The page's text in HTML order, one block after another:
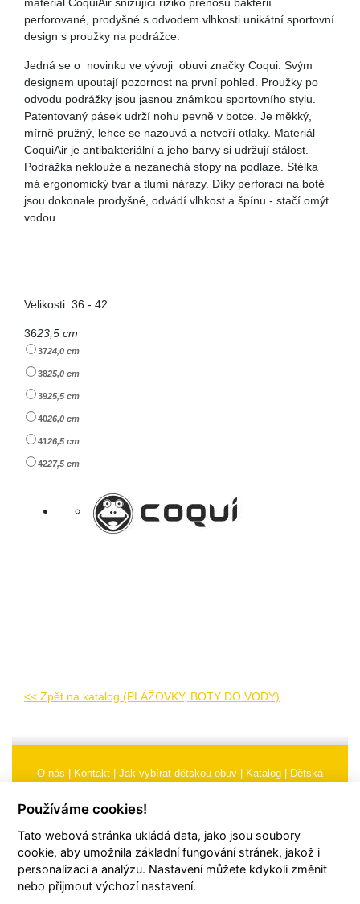
perforované, prodyšné s odvodem vlhkosti unikátní sportovní
design s proužky na podrážce.
Jedná se o novinku ve vývoji obuvi značky Coqui. Svým
designem upoutají pozornost na první pohled. Proužky po
odvodu podrážky jsou jasnou známkou sportovního stylu.
Patentovaný pásek udrží nohu pevně v botce. Je měkký,
mírně pružný, lehce se nazouvá a netvoří otlaky. Materiál
CoquiAir je antibakteriální a jeho barvy si udržují stálost.
Podrážka neklouže a nezanechá stopy na podlaze. Stélka
má ergonomický tvar a tlumí nárazy. Díky perforaci na botě
jsou dokonale prodyšné, odvádí vlhkost a špínu - stačí omýt
vodou.
Velikosti: 36 - 42
3623,5 cm
3724,0 cm
3825,0 cm
3925,5 cm
4026,0 cm
4126,5 cm
4227,5 cm
<< Zpět na katalog (PLÁŽOVKY, BOTY DO VODY)
O nás Kontakt Jak vybírat dětskou obuv Katalog
Dětská
obuvi, pokyny a informace k reklamaci Nastavení cookies
© 2026TORI, s.r.o.| Všechna práva vyhrazena | Web vytvořil
Používáme cookies!
Tato webová stránka ukládá data, jako jsou soubory
cookie, aby umožnila základní fungování stránek, jakož i
personalizaci a analýzu. Nastavení můžete kdykoli změnit
nebo přijmout výchozí nastavení.